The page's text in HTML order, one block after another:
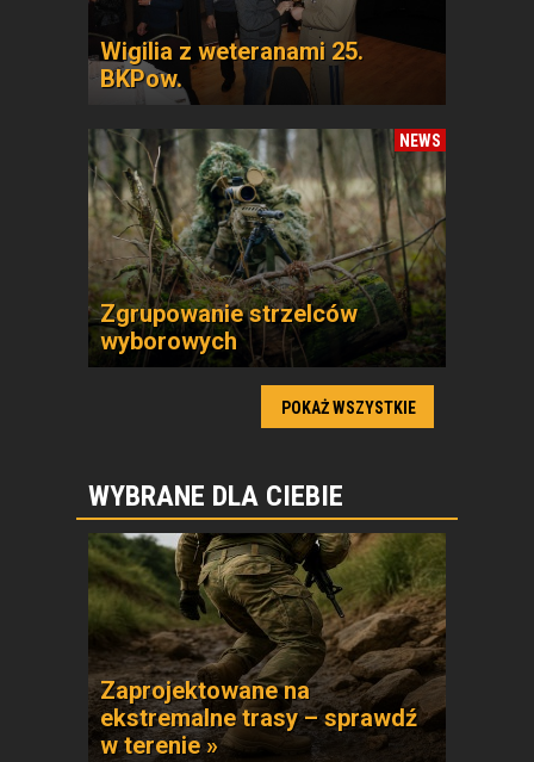
Wigilia z weteranami 25.
BKPow.
NEWS
Zgrupowanie strzelców
wyborowych
POKAŻ WSZYSTKIE
WYBRANE DLA CIEBIE
Zaprojektowane na
ekstremalne trasy – sprawdź
w terenie »